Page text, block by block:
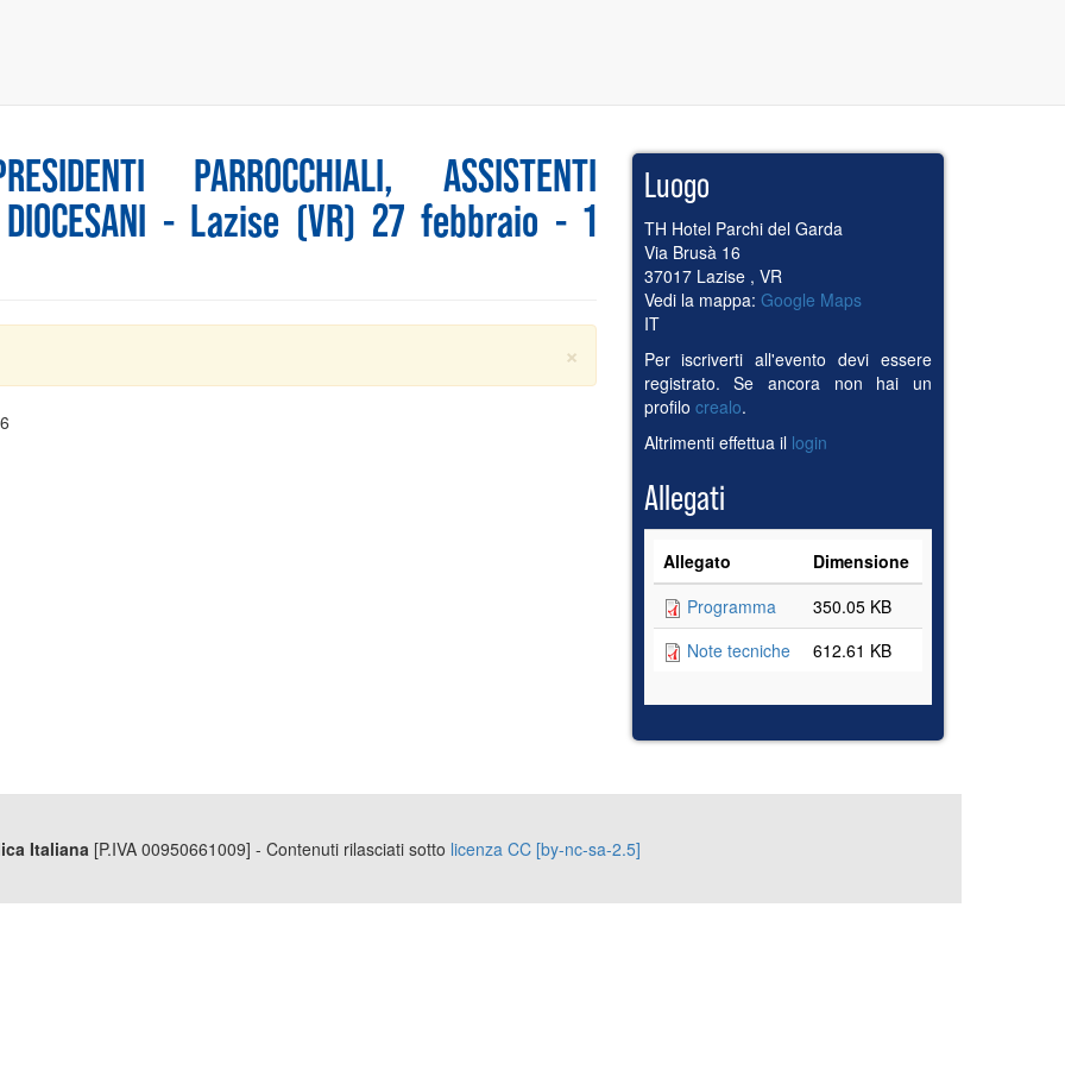
PARROCCHIALI, ASSISTENTI
DIOCESANI - Lazise (VR) 27 febbraio - 1
×
Luogo
TH Hotel Parchi del Garda
Via Brusà 16
37017 Lazise , VR
Vedi la mappa: Google Maps
IT
Per iscriverti all'evento devi essere
registrato. Se ancora non hai un
profilo crealo.
Altrimenti effettua il login
Allegati
Allegato
Dimensione
Programma
350.05 KB
Note tecniche
612.61 KB
Italiana [P.IVA 00950661009] - Contenuti rilasciati sotto licenza CC [by-nc-sa-2.5]